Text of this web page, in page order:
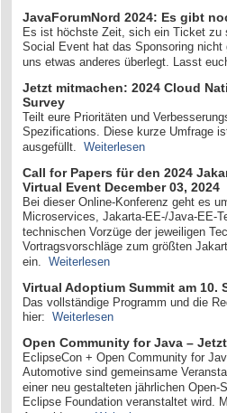
JavaForumNord 2024: Es gibt
Es ist höchste Zeit, sich ein Ticket zu
Social Event hat das Sponsoring nicht
uns etwas anderes überlegt. Lasst
Jetzt mitmachen: 2024 Cloud
Survey
Teilt eure Prioritäten und
Spezifications. Diese kurze Umfrage
ausgefüllt.
Weiterlesen
Call for Papers für den 2024
Virtual Event December 03, 2024
Bei dieser Online-Konferenz geht es
Microservices, Jakarta-EE-/Java-EE-
technischen Vorzüge der jeweiligen
Vortragsvorschläge zum größten
ein.
Weiterlesen
Virtual Adoptium Summit am 10.
Das vollständige Programm und die
hier: Weiterlesen
Open Community for Java –
EclipseCon + Open Community for
Automotive sind gemeinsame
einer neu gestalteten jährlichen Open-
Eclipse Foundation veranstaltet wird.